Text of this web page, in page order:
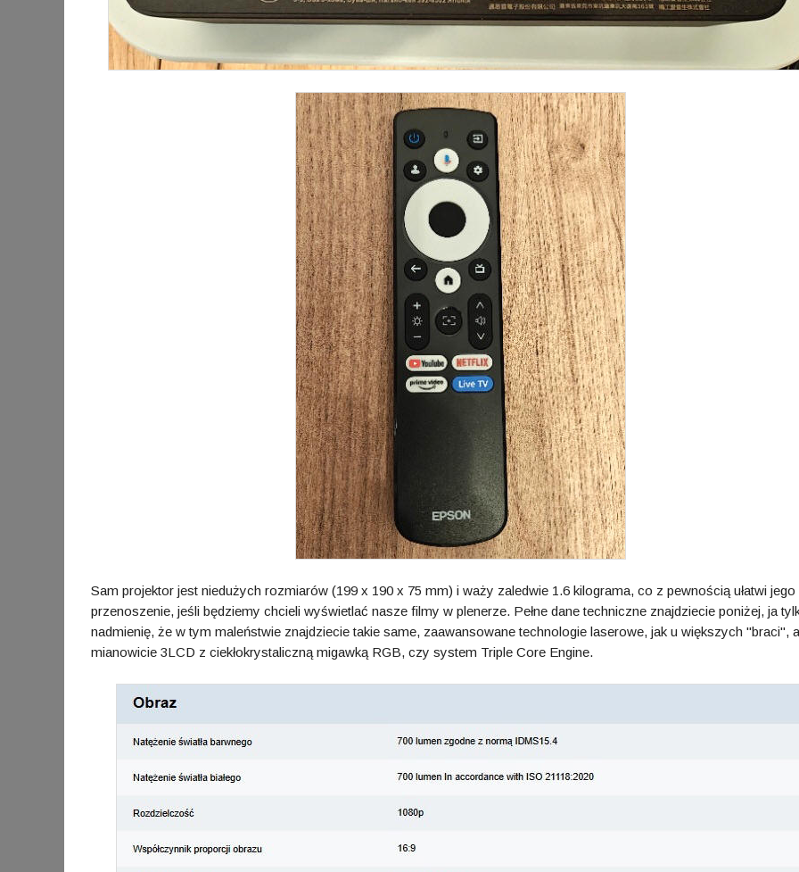
Sam projektor jest niedużych rozmiarów (199‎ x 190 x 75 mm) i waży zaledwie 1.6 kilograma, co z pewnością ułatwi jego
przenoszenie, jeśli będziemy chcieli wyświetlać nasze filmy w plenerze. Pełne dane techniczne znajdziecie poniżej, ja
nadmienię, że w tym maleństwie znajdziecie takie same, zaawansowane technologie laserowe, jak u większych "braci", a
mianowicie 3LCD z ciekłokrystaliczną migawką RGB, czy system Triple Core Engine.